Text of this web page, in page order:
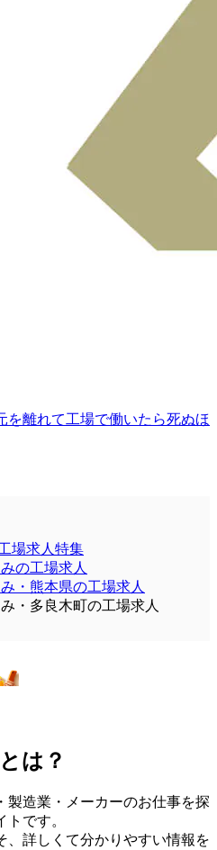
を離れて工場で働いたら死ぬほ
場求人特集
の工場求人
・熊本県の工場求人
・多良木町の工場求人
は？
製造業・メーカーのお仕事を探
です。
、詳しくて分かりやすい情報を